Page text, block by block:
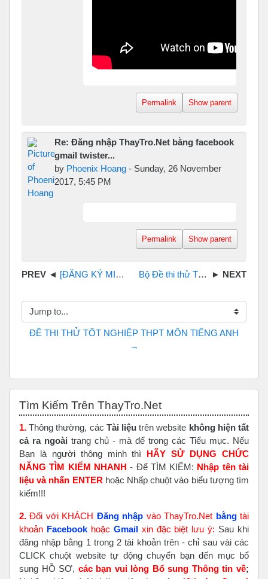
Permalink Show parent
Re: Đăng nhập ThayTro.Net bằng facebook
gmail twister...
by Phoenix Hoang - Sunday, 26 November
2017, 5:45 PM
Permalink Show parent
[ĐĂNG KÝ MIỄN PHÍ]Thi thử Khóa học giải đề THPT Quốc gia môn Tiếng Anh Online Book 1 Bộ Đề thi thử THPT QG 2018 môn Tiếng Anh
Jump to...
ĐỀ THI THỬ TỐT NGHIỆP THPT MÔN TIẾNG ANH
→
Tìm Kiếm Trên ThayTro.Net
1. Thông thường, các Tài liệu trên website không hiện tất
cả ra ngoài trang chủ - mà để trong các Tiểu mục. Nếu
Bạn là người thông minh thì HÃY SỬ DỤNG CHỨC
NĂNG TÌM KIẾM NHANH - Để TÌM KIẾM: Nhập tên tài
liệu và nhấn ENTER hoặc Nhấp chuột vào biểu tượng tìm
kiếm!!!
2. Đối với KHÁCH Đăng nhập vào ThayTro.Net bằngtài
khoản Facebook hoặc Gmailxin đặc biệt lưu ý: Sau khi
đăng nhập bằng 1 trong 2 tài khoản trên - chỉ sau vài các
CLICK chuột website tự động chuyển bạn đến mục bổ
sung HỒ SƠ, các bạn vui lòng Bổ sung Thông tin về;